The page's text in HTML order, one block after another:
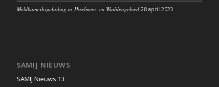
Meldkamerbijscholing in IJsselmeer- en Waddengebied 28 april 2023
SAMIJ NIEUWS
SAMIJ Nieuws 13